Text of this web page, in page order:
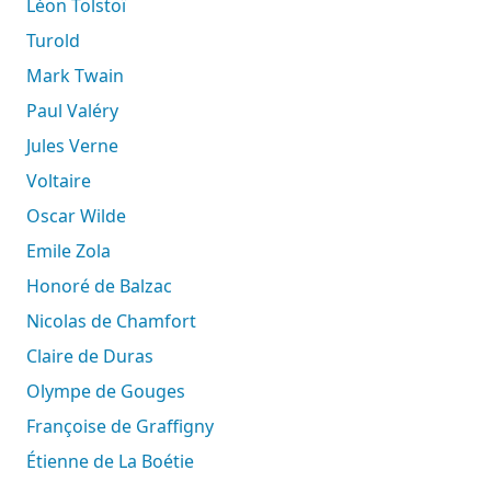
Léon Tolstoï
Turold
Mark Twain
Paul Valéry
Jules Verne
Voltaire
Oscar Wilde
Emile Zola
Honoré de Balzac
Nicolas de Chamfort
Claire de Duras
Olympe de Gouges
Françoise de Graffigny
Étienne de La Boétie